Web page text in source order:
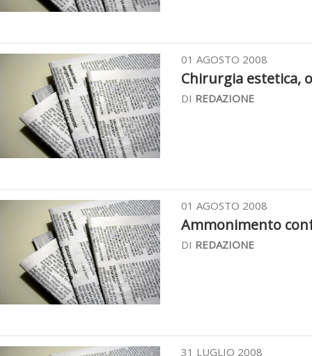
01 AGOSTO 2008
Chirurgia estetica,
DI REDAZIONE
01 AGOSTO 2008
Ammonimento
DI REDAZIONE
31 LUGLIO 2008